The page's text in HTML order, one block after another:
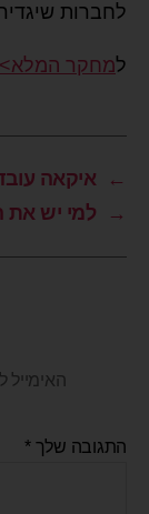
לחברות
למחקר המלא>
←
איקאה
→
למי יש את
האימייל
התגובה שלך*